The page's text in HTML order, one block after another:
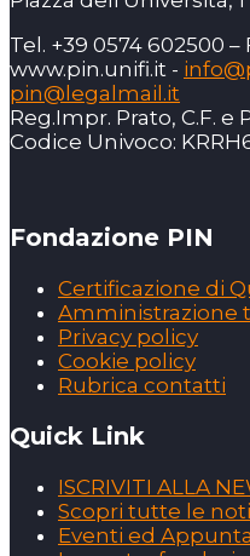
Tel. +39 0574 602500 –
www.pin.unifi.it -
pin@legalmail.it
Reg.Impr. Prato, C.F. e
Codice Univoco:
Fondazione PIN
Certificazione di
Amministrazione
Privacy policy
Cookie policy
Rubrica contatti
Quick Link
ISCRIVITI ALLA
Scopri tutte le
Eventi ed